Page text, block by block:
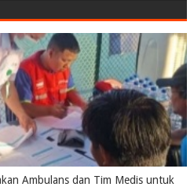
Ambulans dan Tim Medis untuk